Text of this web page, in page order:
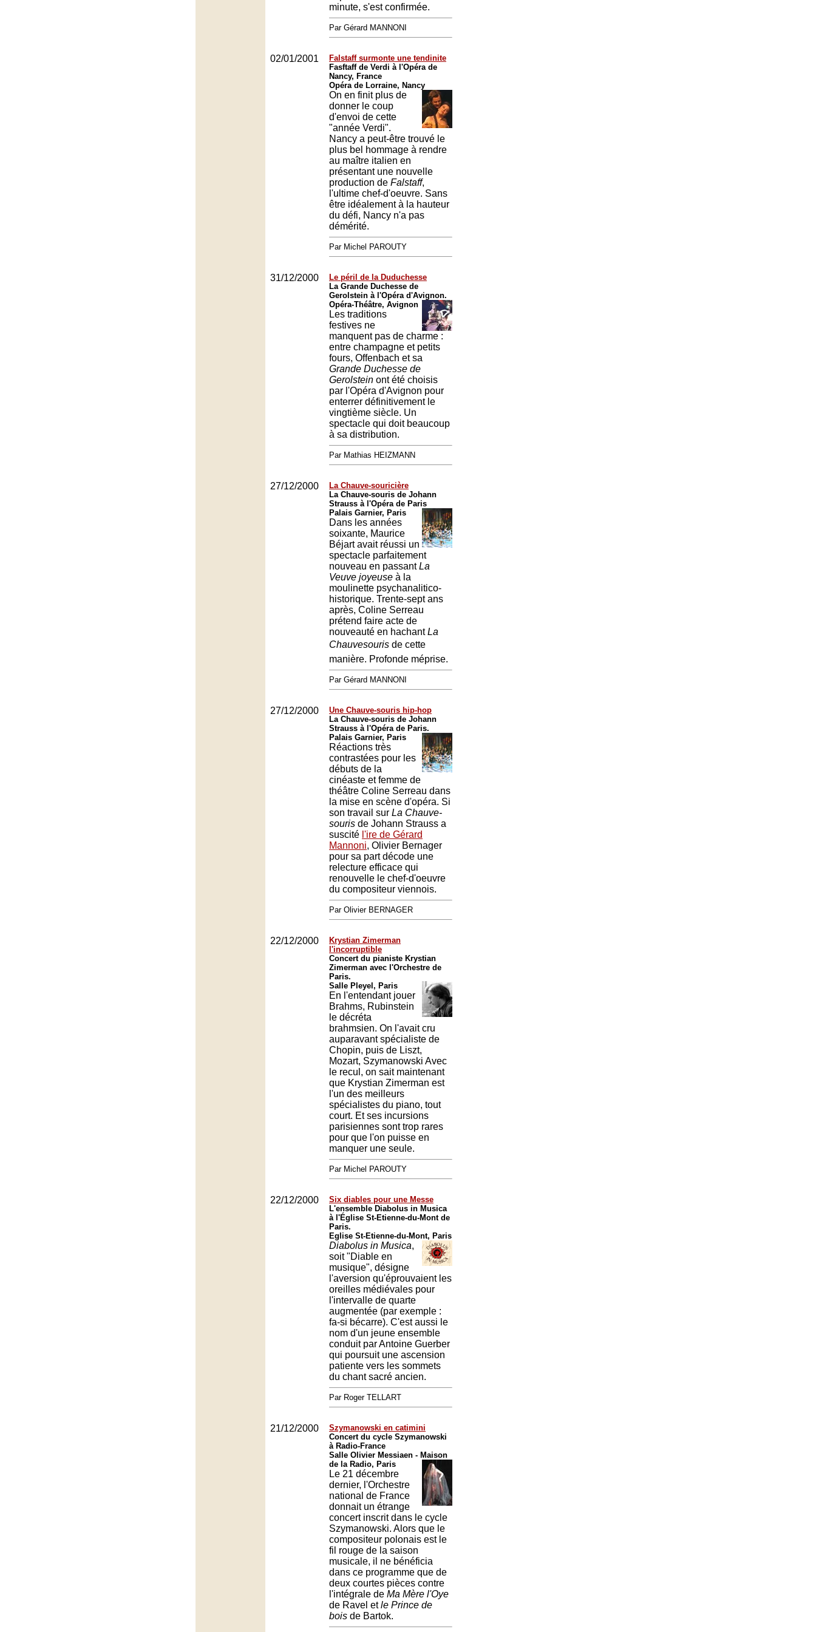
minute, s'est confirmée.
Par Gérard MANNONI
02/01/2001
Falstaff surmonte une tendinite
Fasftaff de Verdi à l'Opéra de
Nancy, France
Opéra de Lorraine, Nancy
On en finit plus de
donner le coup
d'envoi de cette
"année Verdi".
Nancy a peut-être trouvé le
plus bel hommage à rendre
au maître italien en
présentant une nouvelle
production de Falstaff,
l'ultime chef-d'oeuvre. Sans
être idéalement à la hauteur
du défi, Nancy n'a pas
démérité.
Par Michel PAROUTY
31/12/2000
Le péril de la Duduchesse
La Grande Duchesse de
Gerolstein à l'Opéra d'Avignon.
Opéra-Théâtre, Avignon
Les traditions
festives ne
manquent pas de charme :
entre champagne et petits
fours, Offenbach et sa
Grande Duchesse de
Gerolstein ont été choisis
par l'Opéra d'Avignon pour
enterrer définitivement le
vingtième siècle. Un
spectacle qui doit beaucoup
à sa distribution.
Par Mathias HEIZMANN
27/12/2000
La Chauve-souricière
La Chauve-souris de Johann
Strauss à l'Opéra de Paris
Palais Garnier, Paris
Dans les années
soixante, Maurice
Béjart avait réussi un
spectacle parfaitement
nouveau en passantLa
Veuve joyeuse à la
moulinette psychanalitico-
historique. Trente-sept ans
après, Coline Serreau
prétend faire acte de
nouveauté en hachantLa
Chauvesouris de cette
manière. Profonde méprise.
Par Gérard MANNONI
27/12/2000
Une Chauve-souris hip-hop
La Chauve-souris de Johann
Strauss à l'Opéra de Paris.
Palais Garnier, Paris
Réactions très
contrastées pour les
débuts de la
cinéaste et femme de
théâtre Coline Serreau dans
la mise en scène d'opéra. Si
son travail sur La Chauve-
souris de Johann Strauss a
suscité l'ire de Gérard
Mannoni, Olivier Bernager
pour sa part décode une
relecture efficace qui
renouvelle le chef-d'oeuvre
du compositeur viennois.
Par Olivier BERNAGER
22/12/2000
Krystian Zimerman
l'incorruptible
Concert du pianiste Krystian
Zimerman avec l'Orchestre de
Paris.
Salle Pleyel, Paris
En l'entendant jouer
Brahms, Rubinstein
le décréta
brahmsien. On l'avait cru
auparavant spécialiste de
Chopin, puis de Liszt,
Mozart, Szymanowski Avec
le recul, on sait maintenant
que Krystian Zimerman est
l'un des meilleurs
spécialistes du piano, tout
court. Et ses incursions
parisiennes sont trop rares
pour que l'on puisse en
manquer une seule.
Par Michel PAROUTY
22/12/2000
Six diables pour une Messe
L'ensemble Diabolus in Musica
à l'Église St-Etienne-du-Mont de
Paris.
Eglise St-Etienne-du-Mont, Paris
Diabolus in Musica,
soit "Diable en
musique", désigne
l'aversion qu'éprouvaient les
oreilles médiévales pour
l'intervalle de quarte
augmentée (par exemple :
fa-si bécarre). C'est aussi le
nom d'un jeune ensemble
conduit par Antoine Guerber
qui poursuit une ascension
patiente vers les sommets
du chant sacré ancien.
Par Roger TELLART
21/12/2000
Szymanowski en catimini
Concert du cycle Szymanowski
à Radio-France
Salle Olivier Messiaen - Maison
de la Radio, Paris
Le 21 décembre
dernier, l'Orchestre
national de France
donnait un étrange
concert inscrit dans le cycle
Szymanowski. Alors que le
compositeur polonais est le
fil rouge de la saison
musicale, il ne bénéficia
dans ce programme que de
deux courtes pièces contre
l'intégrale de Ma Mère l'Oye
de Ravel etle Prince de
bois de Bartok.